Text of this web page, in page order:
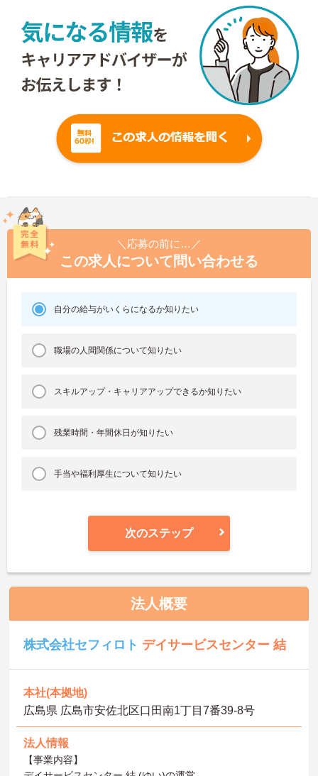
＼応募の前に…／
この求人について問い合わせる
自分の給与がいくらになるか知りたい
職場の人間関係について知りたい
スキルアップ・キャリアアップできるか知りたい
残業時間・年間休日が知りたい
手当や福利厚生について知りたい
次のステップ
法人概要
株式会社セフィロト デイサービスセンター 結
本社(本拠地)
広島県 広島市安佐北区口田南1丁目7番39-8号
法人情報
【事業内容】